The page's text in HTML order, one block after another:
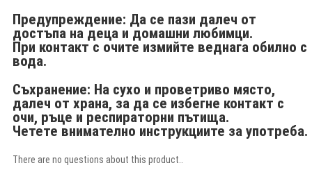
Предупреждение: Да се пази далеч от
достъпа на деца и домашни любимци.
При контакт с очите измийте веднага обилно с
вода.
Съхранение: На сухо и проветриво място,
далеч от храна, за да се избегне контакт с
очи, ръце и респираторни пътища.
Четете внимателно инструкциите за употреба.
There are no questions about this product..